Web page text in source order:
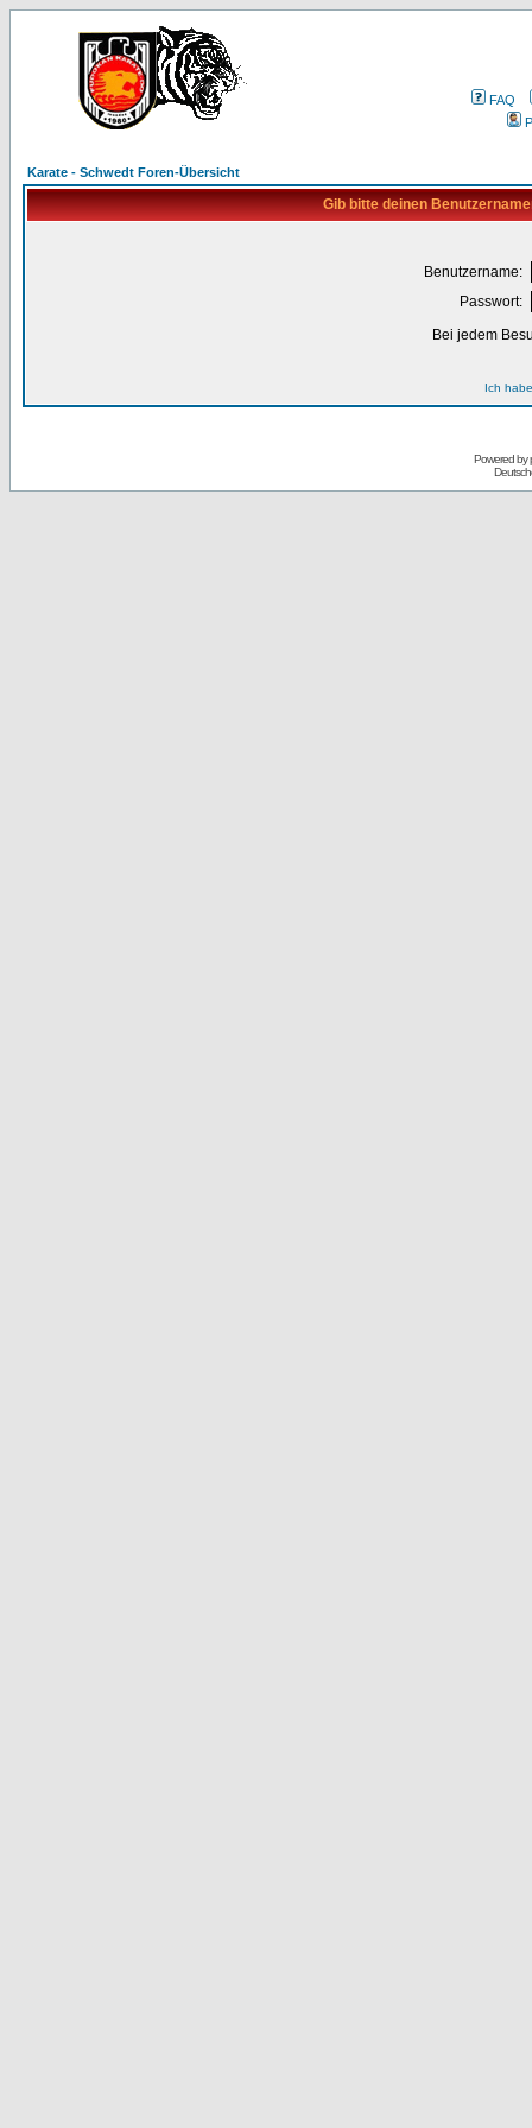
FAQ
Karate - Schwedt Foren-Übersicht
Gib bitte deinen
Benutzername:
Passwort:
Bei jedem
Ich
Powered by